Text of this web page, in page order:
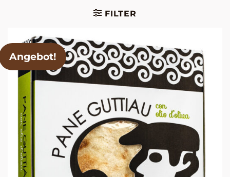
FILTER
Angebot!